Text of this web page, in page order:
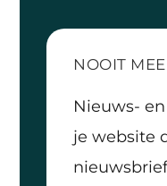
NOOIT
Nieuws-
je website